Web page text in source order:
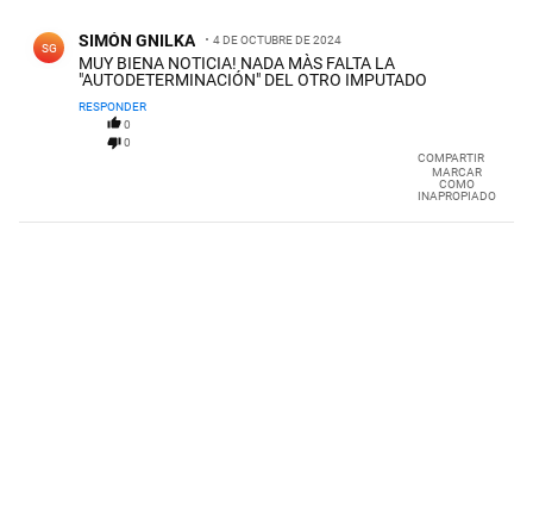
SG SIMÓN GNILKA 4 DE OCTUBRE DE 2024
MUY BIENA NOTICIA! NADA MÀS FALTA LA
"AUTODETERMINACIÓN" DEL OTRO IMPUTADO
RESPONDER
0
0
COMPARTIR
MARCAR
COMO
INAPROPIADO